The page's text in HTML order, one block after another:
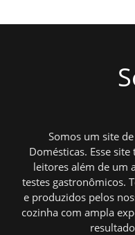
Somos um site
Domésticas. Esse
leitores além de um
testes gastronômicos.
e produzidos pelos
cozinha com ampla